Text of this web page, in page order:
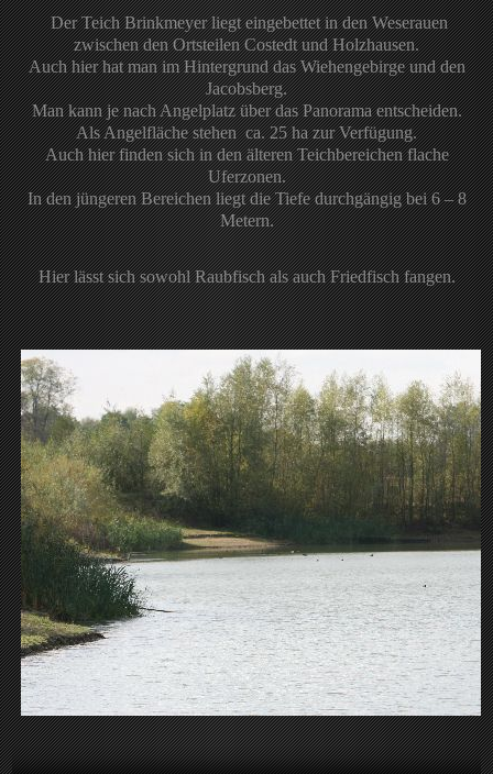
Der Teich Brinkmeyer liegt eingebettet in den Weserauen
zwischen den Ortsteilen Costedt und Holzhausen.
Auch hier hat man im Hintergrund das Wiehengebirge und den
Jacobsberg.
Man kann je nach Angelplatz über das Panorama entscheiden.
Als Angelfläche stehen ca. 25 ha zur Verfügung.
Auch hier finden sich in den älteren Teichbereichen flache
Uferzonen.
In den jüngeren Bereichen liegt die Tiefe durchgängig bei 6 – 8
Metern.
Hier lässt sich sowohl Raubfisch als auch Friedfisch fangen.